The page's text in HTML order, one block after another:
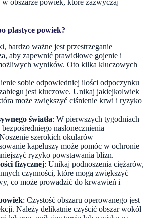
plastyce powiek?
bardzo ważne jest przestrzeganie
aby zapewnić prawidłowe gojenie i
wyników. Oto kilka kluczowych
sobie odpowiedniej ilości odpoczynku
jest kluczowe. Unikaj jakiejkolwiek
może zwiększyć ciśnienie krwi i ryzyko
światła: W pierwszych tygodniach
nasłonecznienia
szerokich okularów
kapeluszy może pomóc w ochronie
ryzyko powstawania blizn.
fizycznej: Unikaj podnoszenia ciężarów,
czynności, które mogą zwiększyć
co może prowadzić do krwawień i
: Czystość obszaru operowanego jest
Należy delikatnie czyścić obszar wokół